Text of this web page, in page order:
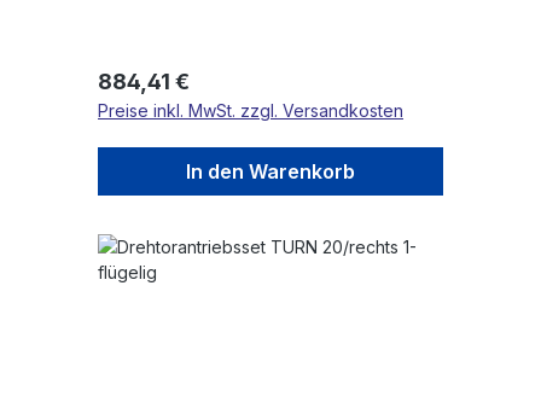
Regulärer Preis:
884,41 €
Preise inkl. MwSt. zzgl. Versandkosten
In den Warenkorb